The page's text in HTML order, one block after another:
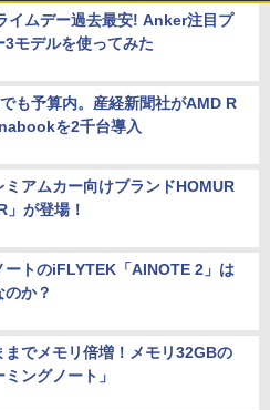
イムデー過去最安! Anker注目プ
3モデルを使ってみた
も予算内。産経新聞社がAMD R
を2千台導入
ミアムカー向けブランドHOMUR
が登場！
ートのiFLYTEK「AINOTE 2」は
か？
までメモリ倍増！メモリ32GBの
ミングノート」